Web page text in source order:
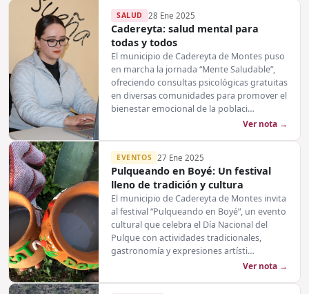
SALUD 28 Ene 2025
Cadereyta: salud mental para
todas y todos
El municipio de Cadereyta de Montes puso
en marcha la jornada “Mente Saludable”,
ofreciendo consultas psicológicas gratuitas
en diversas comunidades para promover el
bienestar emocional de la poblaci…
Ver nota →
EVENTOS 27 Ene 2025
Pulqueando en Boyé: Un festival
lleno de tradición y cultura
El municipio de Cadereyta de Montes invita
al festival “Pulqueando en Boyé”, un evento
cultural que celebra el Día Nacional del
Pulque con actividades tradicionales,
gastronomía y expresiones artísti…
Ver nota →